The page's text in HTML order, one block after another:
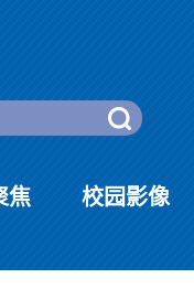
焦 校园影像